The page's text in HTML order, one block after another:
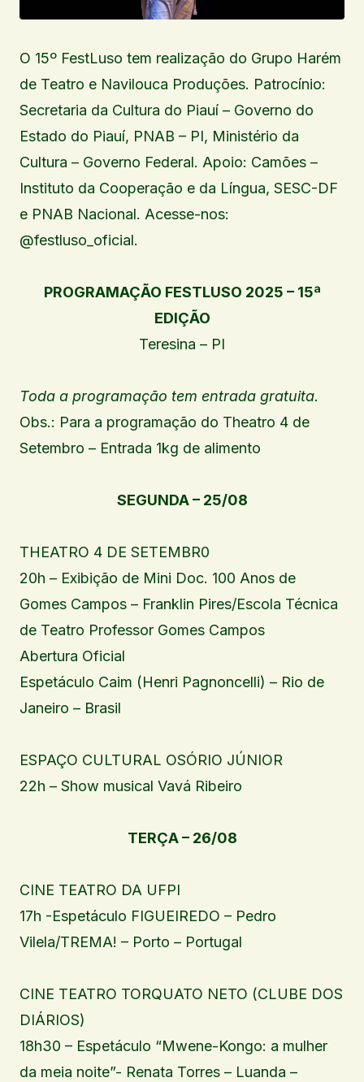
O 15º FestLuso tem realização do Grupo Harém
de Teatro e Navilouca Produções. Patrocínio:
Secretaria da Cultura do Piauí – Governo do
Estado do Piauí, PNAB – PI, Ministério da
Cultura – Governo Federal. Apoio: Camões –
Instituto da Cooperação e da Língua, SESC-DF
e PNAB Nacional. Acesse-nos:
@festluso_oficial.
PROGRAMAÇÃO FESTLUSO 2025 – 15ª
EDIÇÃO
Teresina – PI
Toda a programação tem entrada gratuita.
Obs.: Para a programação do Theatro 4 de
Setembro – Entrada 1kg de alimento
SEGUNDA – 25/08
THEATRO 4 DE SETEMBR0
20h – Exibição de Mini Doc. 100 Anos de
Gomes Campos – Franklin Pires/Escola Técnica
de Teatro Professor Gomes Campos
Abertura Oficial
Espetáculo Caim (Henri Pagnoncelli) – Rio de
Janeiro – Brasil
ESPAÇO CULTURAL OSÓRIO JÚNIOR
22h – Show musical Vavá Ribeiro
TERÇA – 26/08
CINE TEATRO DA UFPI
17h -Espetáculo FIGUEIREDO – Pedro
Vilela/TREMA! – Porto – Portugal
CINE TEATRO TORQUATO NETO (CLUBE DOS
DIÁRIOS)
18h30 – Espetáculo “Mwene-Kongo: a mulher
da meia noite”- Renata Torres – Luanda –